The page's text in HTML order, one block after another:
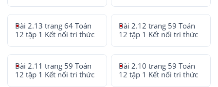
Bài 2.13 trang 64 Toán
12 tập 1 Kết nối tri thức
Bài 2.12 trang 59 Toán
12 tập 1 Kết nối tri thức
Bài 2.11 trang 59 Toán
12 tập 1 Kết nối tri thức
Bài 2.10 trang 59 Toán
12 tập 1 Kết nối tri thức